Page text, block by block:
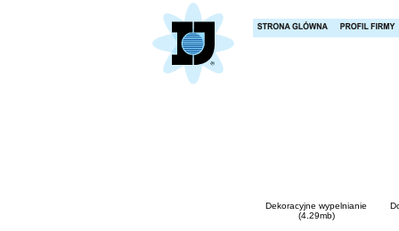
Dekoracyjne wypelnianie
(4.29mb)